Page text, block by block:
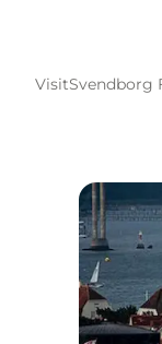
VisitSvendborg